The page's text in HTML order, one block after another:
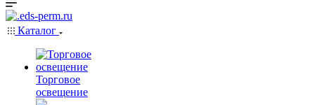
Каталог
Торговое
освещение